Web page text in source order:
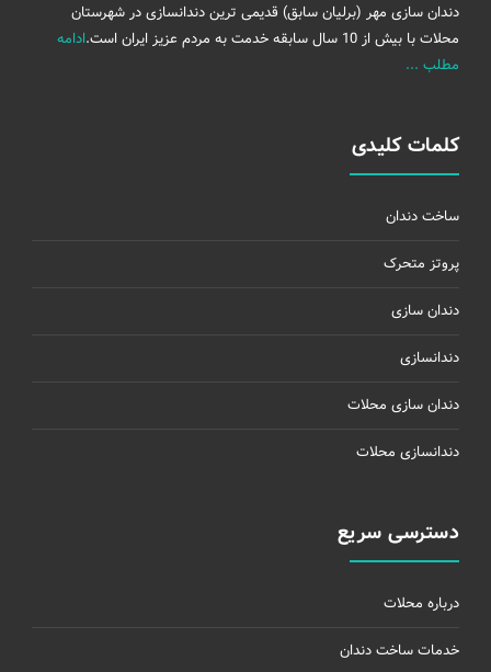
دندان سازی مهر (برلیان سابق) قدیمی ترین دندانسازی در شهرستان
محلات با بیش از 10 سال سابقه خدمت به مردم عزیز ایران است.
ادامه
مطلب ...
کلمات کلیدی
ساخت دندان
پروتز متحرک
دندان سازی
دندانسازی
دندان سازی محلات
دندانسازی محلات
دسترسی سریع
درباره محلات
خدمات ساخت دندان